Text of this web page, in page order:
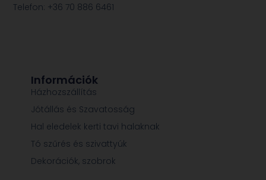
Információk
Házhozszállítás
Jótállás és Szavatosság
Hal eledelek kerti tavi halaknak
Tó szűrés és szivattyúk
Dekorációk, szobrok
Telefon: +36 70 886 6461